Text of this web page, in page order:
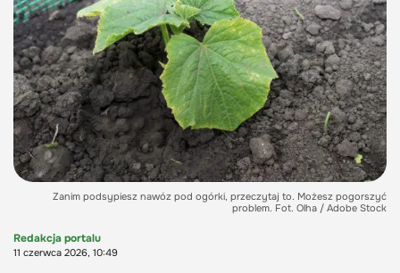
Zanim podsypiesz nawóz pod ogórki, przeczytaj to. Możesz pogorszyć
problem. Fot. Olha / Adobe Stock
Redakcja portalu
11 czerwca 2026, 10:49